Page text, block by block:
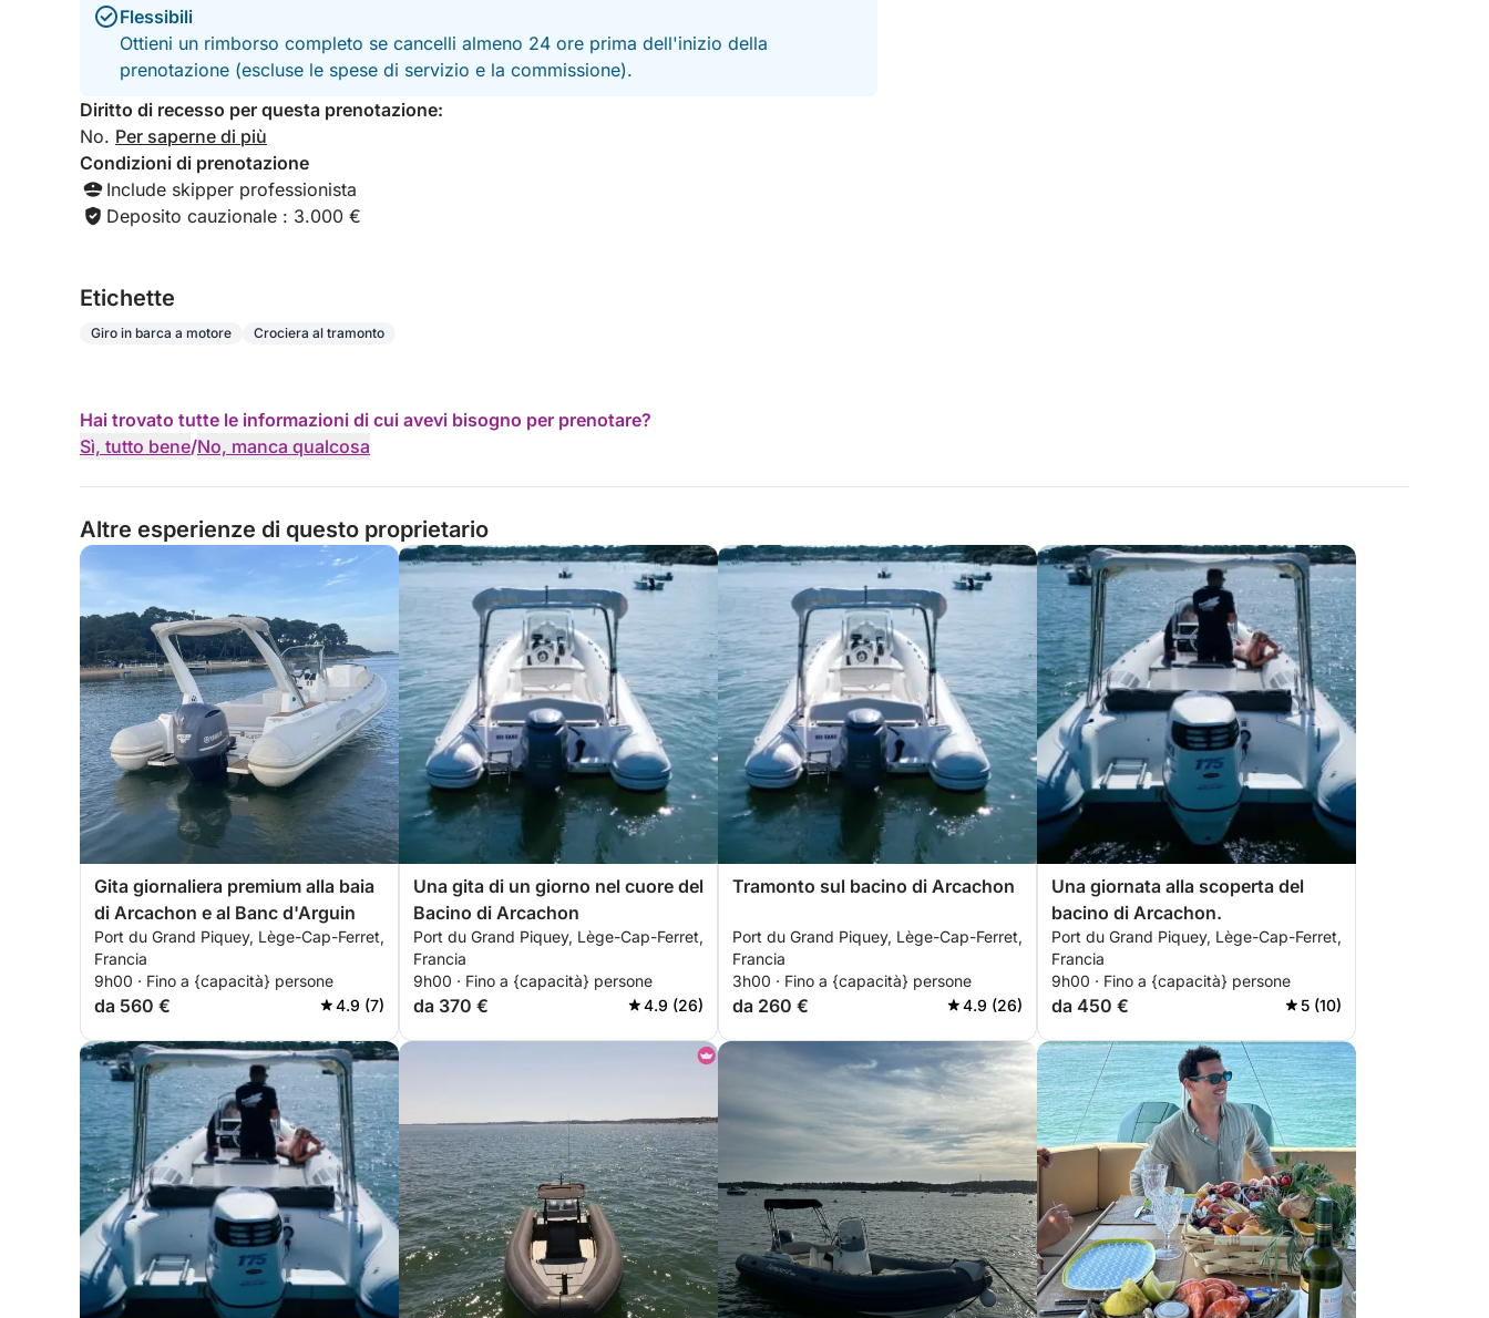
Flessibili
Ottieni un rimborso completo se cancelli almeno 24 ore prima dell'inizio della
prenotazione (escluse le spese di servizio e la commissione).
Diritto di recesso per questa prenotazione:
No. Per saperne di più
Condizioni di prenotazione
Include skipper professionista
Deposito cauzionale : 3.000 €
Etichette
Giro in barca a motore Crociera al tramonto
Hai trovato tutte le informazioni di cui avevi bisogno per prenotare?
Sì, tutto bene/No, manca qualcosa
Altre esperienze di questo proprietario
Gita giornaliera premium alla baia
di Arcachon e al Banc d'Arguin
Port du Grand Piquey, Lège-Cap-Ferret,
Francia
9h00 · Fino a {capacità} persone
da 560 € 4.9 (7)
Una gita di un giorno nel cuore del
Bacino di Arcachon
Port du Grand Piquey, Lège-Cap-Ferret,
Francia
9h00 · Fino a {capacità} persone
da 370 € 4.9 (26)
Tramonto sul bacino di Arcachon
Port du Grand Piquey, Lège-Cap-Ferret,
Francia
3h00 · Fino a {capacità} persone
da 260 € 4.9 (26)
Una giornata alla scoperta del
bacino di Arcachon.
Port du Grand Piquey, Lège-Cap-Ferret,
Francia
9h00 · Fino a {capacità} persone
da 450 € 5 (10)